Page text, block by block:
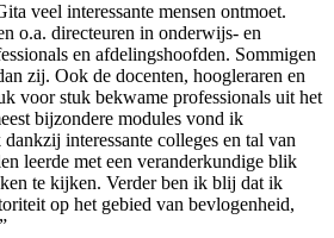
veel interessante mensen ontmoet.
o.a. directeuren in onderwijs- en
en afdelingshoofden. Sommigen
zij. Ook de docenten, hoogleraren en
voor stuk bekwame professionals uit het
bijzondere modules vond ik
interessante colleges en tal van
leerde met een veranderkundige blik
te kijken. Verder ben ik blij dat ik
op het gebied van bevlogenheid,